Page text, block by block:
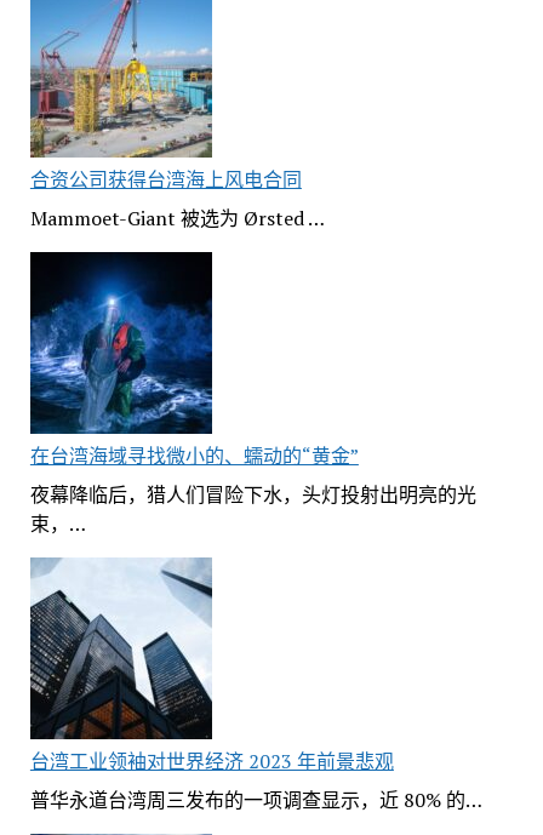
合资公司获得台湾海上风电合同
Mammoet-Giant 被选为 Ørsted …
在台湾海域寻找微小的、蠕动的“黄金”
夜幕降临后，猎人们冒险下水，头灯投射出明亮的光
束，…
台湾工业领袖对世界经济 2023 年前景悲观
普华永道台湾周三发布的一项调查显示，近 80% 的…